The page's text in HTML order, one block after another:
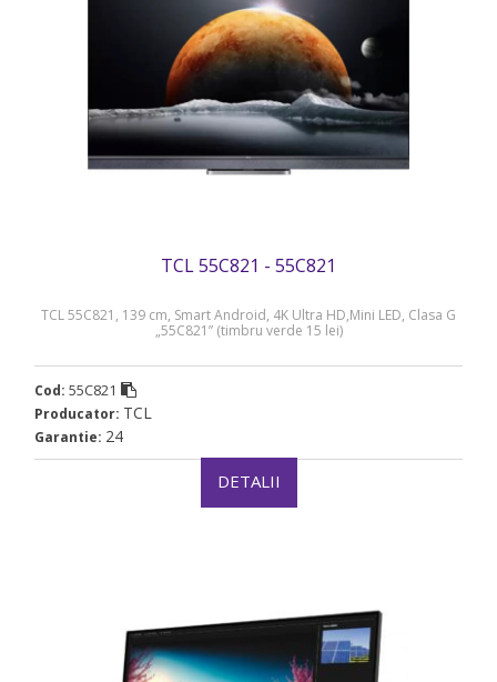
TCL 55C821 - 55C821
TCL 55C821, 139 cm, Smart Android, 4K Ultra HD,Mini LED, Clasa G
„55C821” (timbru verde 15 lei)
Cod: 55C821
Producator: TCL
Garantie: 24
DETALII